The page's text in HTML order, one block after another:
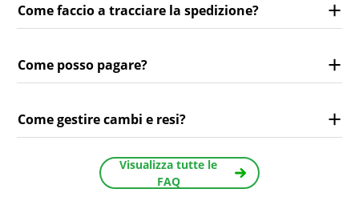
Come faccio a tracciare la spedizione?
Come posso pagare?
Come gestire cambi e resi?
Visualizza tutte le
FAQ